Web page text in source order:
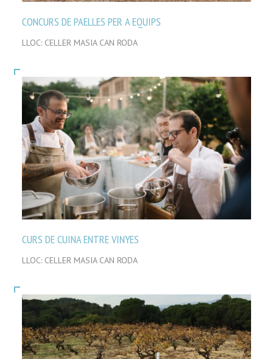
CONCURS DE PAELLES PER A EQUIPS
LLOC: CELLER MASIA CAN RODA
CURS DE CUINA ENTRE VINYES
LLOC: CELLER MASIA CAN RODA